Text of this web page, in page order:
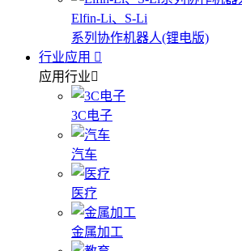
Elfin-Li、S-Li
系列协作机器人(锂电版)
行业应用
应用行业
3C电子
汽车
医疗
金属加工